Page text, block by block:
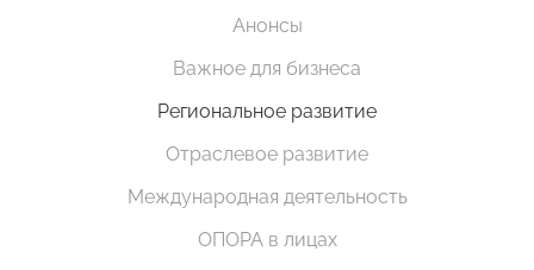
Анонсы
Важное для бизнеса
Региональное развитие
Отраслевое развитие
Международная деятельность
ОПОРА в лицах